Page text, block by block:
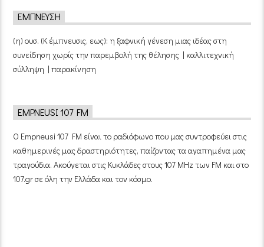
ΈΜΠΝΕΥΣΗ
(η) ουσ. (Κ έμπνευσις, εως): η ξαφνική γένεση μιας ιδέας στη
συνείδηση χωρίς την παρεμβολή της θέλησης | καλλιτεχνική
σύλληψη | παρακίνηση
EMPNEUSI 107 FM
Ο Empneusi 107 FM είναι το ραδιόφωνο που μας συντροφεύει στις
καθημερινές μας δραστηριότητες, παίζοντας τα αγαπημένα μας
τραγούδια. Ακούγεται στις Κυκλάδες στους 107 MHz των FM και στο
107.gr σε όλη την Ελλάδα και τον κόσμο.